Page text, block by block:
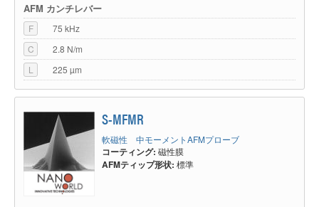
磁気力AFMプローブは、さまざまなサンプルの磁気特性を調査するため、
世界中の多くの科学者によって使用されています。 磁壁（Blochおよび
Neel）、環流磁区、磁気記録ビット、およびその他の磁気パターンの視覚
化が実証されています。 典型的なサンプルは、薄膜、ナノ粒子、ナノワイ
ヤー、パーマロイディスクや記録媒体ですが、有機磁性材料での測定も報告
されています。、磁気的振る舞いの解析や、技術的応用の広がりとともに、
磁気力ＡＦＭプローブのアプリケーションも幅広いものとなっています。
磁気力顕微鏡はナノメートルスケールでの磁気的現象を深く理解することを
可能にします。そして様々な磁気力AFMプローブにより、応用範囲はます
ます広がっています。
AFM カンチレバー
F
75 kHz
C
2.8 N/m
L
225 µm
S-MFMR
軟磁性 中モーメントAFMプローブ
コーティング: 磁性膜
AFMティップ形状: 標準